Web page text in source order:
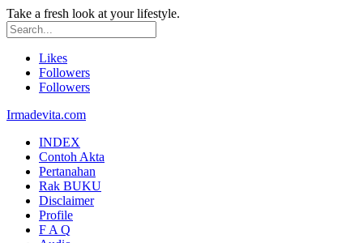
Take a fresh look at your lifestyle.
Likes
Followers
Followers
Irmadevita.com
INDEX
Contoh Akta
Pertanahan
Rak BUKU
Disclaimer
Profile
F A Q